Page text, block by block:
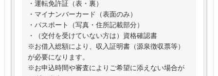
・運転免許証（表・裏）
・マイナンバーカード（表面のみ）
・パスポート（写真・住所記載部分）
・（交付を受けていない方は）資格確認書
※お借入総額により、収入証明書（源泉徴収票等）
が必要になります。
※お申込時間や審査によりご希望に添えない場合が